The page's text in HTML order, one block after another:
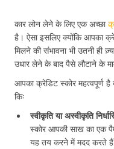
कार लोन लेने के लिए एक अच्छा
है। ऐसा इसलिए क्योंकि आपका
मिलने की संभावना भी उतनी ही
उधार लेने के बाद पैसे लौटाने के
आपका क्रेडिट स्कोर महत्वपूर्ण
किः
स्वीकृति या अस्वीकृति
स्कोर आपकी साख का एक
यह तय करने में मदद करते